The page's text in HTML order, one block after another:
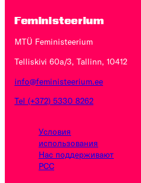
Feministeerium
MTÜ Feministeerium
Telliskivi 60a/3, Tallinn, 10412
info@feministeerium.ee
Tel (+372) 5330 8262
Условия
использования
Нас поддерживают
PCC